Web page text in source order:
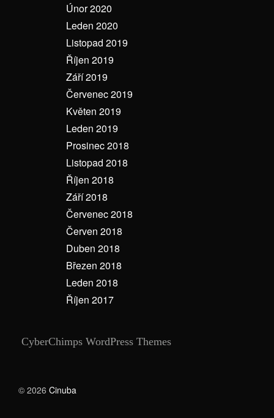
Únor 2020
Leden 2020
Listopad 2019
Říjen 2019
Září 2019
Červenec 2019
Květen 2019
Leden 2019
Prosinec 2018
Listopad 2018
Říjen 2018
Září 2018
Červenec 2018
Červen 2018
Duben 2018
Březen 2018
Leden 2018
Říjen 2017
CyberChimps WordPress Themes
© 2026 Cinuba